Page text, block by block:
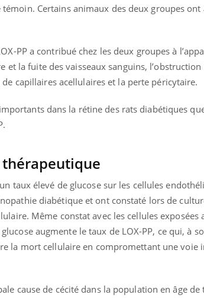
Certains animaux des deux groupes
PP a contribué chez les deux groupes à
et la fuite des vaisseaux sanguins, l’obstruction
capillaires acellulaires et la perte péricytaire.
dans la rétine des rats diabétiques
thérapeutique
taux élevé de glucose sur les cellules
diabétique et ont constaté lors de
Même constat avec les cellules exposées
augmente le taux de LOX-PP, ce qui, à
la mort cellulaire en compromettant une voie
cause de cécité dans la population en âge
approche, et, pour de
personnes atteintes de
c'est une période de questions, de
...
faciliter
préventive
Un
mutualiste
numérique »